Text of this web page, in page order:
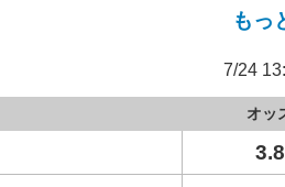
もっ
7/24
オッ
3.8